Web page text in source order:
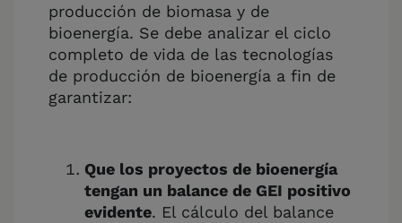
producción de biomasa y de
bioenergía. Se debe analizar el ciclo
completo de vida de las tecnologías
de producción de bioenergía a fin de
garantizar:
Que los proyectos de bioenergía
tengan un balance de GEI positivo
evidente. El cálculo del balance